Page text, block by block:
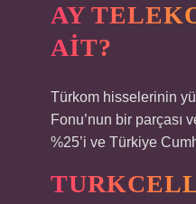
AY
AIT?
Türkom hisselerinin
Fonu’nun bir parçası
%25’i ve Türkiye